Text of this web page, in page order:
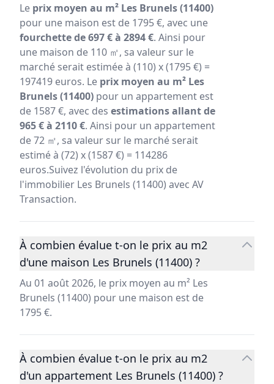
Le prix moyen au m² Les Brunels (11400)
pour une maison est de 1795 €, avec une
fourchette de 697 € à 2894 €. Ainsi pour
une maison de 110 ㎡, sa valeur sur le
marché serait estimée à (110) x (1795 €) =
197419 euros. Le prix moyen au m² Les
Brunels (11400) pour un appartement est
de 1587 €, avec des estimations allant de
965 € à 2110 €. Ainsi pour un appartement
de 72 ㎡, sa valeur sur le marché serait
estimé à (72) x (1587 €) = 114286
euros.Suivez l'évolution du prix de
l'immobilier Les Brunels (11400) avec AV
Transaction.
À combien évalue t-on le prix au m2
d'une maison Les Brunels (11400) ?
Au 01 août 2026, le prix moyen au m² Les
Brunels (11400) pour une maison est de
1795 €.
À combien évalue t-on le prix au m2
d'un appartement Les Brunels (11400) ?